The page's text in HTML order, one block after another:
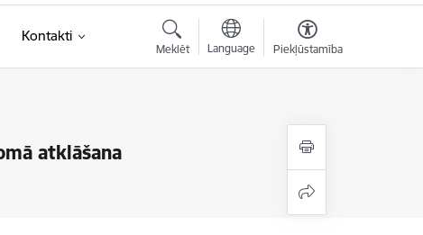
Kontakti
Meklēt Language Piekļūstamība
atklāšana